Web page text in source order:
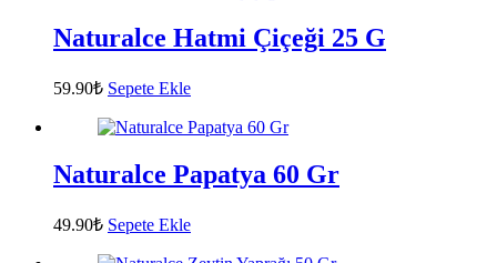
Naturalce Hatmi Çiçeği 25 G
59.90₺ Sepete Ekle
Naturalce Papatya 60 Gr
49.90₺ Sepete Ekle